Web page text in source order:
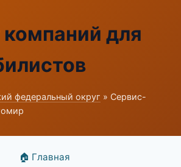
компаний для
федеральный округ » Сервис-
🏠 Главная